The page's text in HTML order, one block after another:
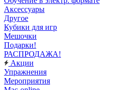
Аксессуары
Другое
Кубики для игр
Мешочки
Подарки!
РАСПРОДАЖА!
Акции
Упражнения
Мероприятия